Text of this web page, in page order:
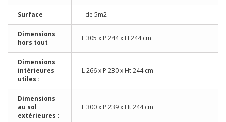
Surface - de 5m2
Dimensions
hors tout
L 305 x P 244 x H 244 cm
Dimensions
intérieures
utiles :
L 266 x P 230 x Ht 244 cm
Dimensions
au sol
extérieures :
L 300 x P 239 x Ht 244 cm